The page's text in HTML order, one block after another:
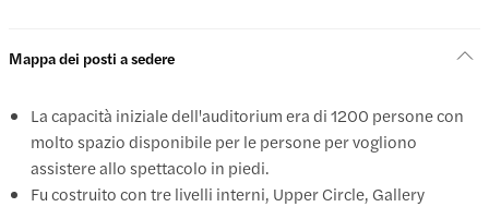
Mappa dei posti a sedere
La capacità iniziale dell'auditorium era di 1200 persone con
molto spazio disponibile per le persone per vogliono
assistere allo spettacolo in piedi.
Fu costruito con tre livelli interni, Upper Circle, Gallery